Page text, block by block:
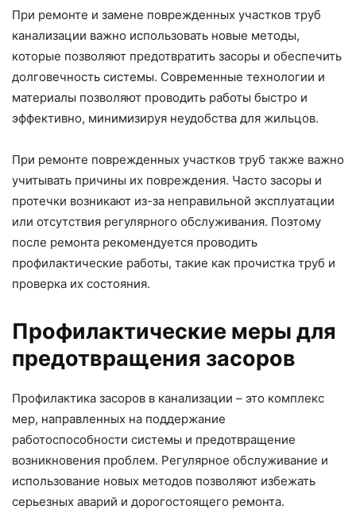
При ремонте и замене поврежденных участков труб
канализации важно использовать новые методы,
которые позволяют предотвратить засоры и обеспечить
долговечность системы. Современные технологии и
материалы позволяют проводить работы быстро и
эффективно, минимизируя неудобства для жильцов.
При ремонте поврежденных участков труб также важно
учитывать причины их повреждения. Часто засоры и
протечки возникают из-за неправильной эксплуатации
или отсутствия регулярного обслуживания. Поэтому
после ремонта рекомендуется проводить
профилактические работы, такие как прочистка труб и
проверка их состояния.
Профилактические меры для
предотвращения засоров
Профилактика засоров в канализации – это комплекс
мер, направленных на поддержание
работоспособности системы и предотвращение
возникновения проблем. Регулярное обслуживание и
использование новых методов позволяют избежать
серьезных аварий и дорогостоящего ремонта.